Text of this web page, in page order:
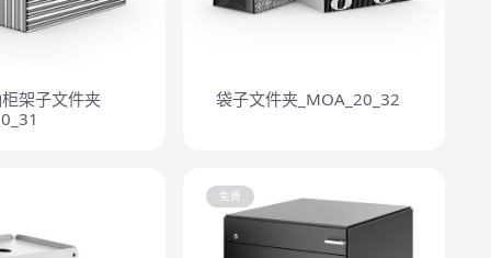
架子文件夹
袋子文件夹_MOA_20_32
免费